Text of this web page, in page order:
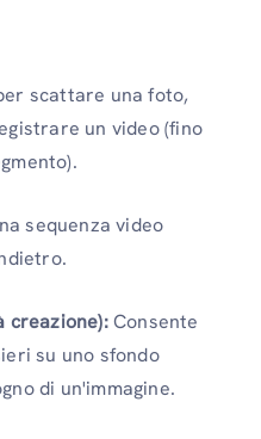
scattare una foto,
un video (fino
sequenza video
creazione):Consente
su uno sfondo
di un'immagine.